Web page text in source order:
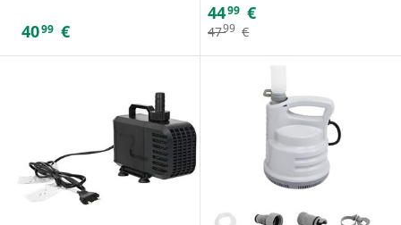
4099 €
4499 €
4799 €